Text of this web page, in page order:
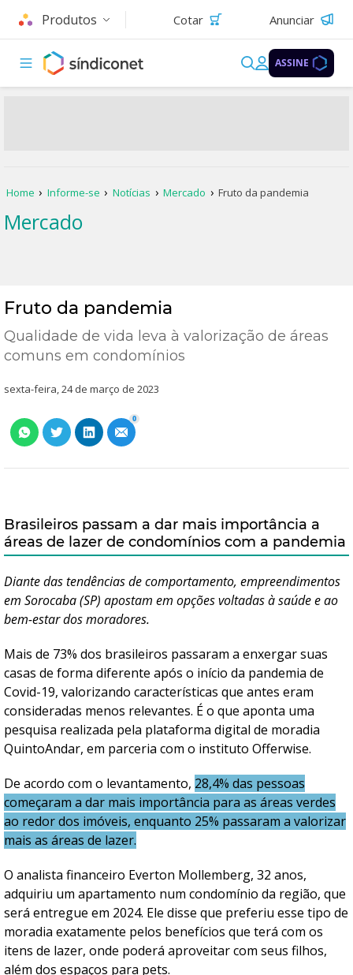
Produtos Cotar Anunciar
ASSINE
Home Informe-se Notícias Mercado Fruto da pandemia
Mercado
Fruto da pandemia
Qualidade de vida leva à valorização de áreas
comuns em condomínios
sexta-feira, 24 de março de 2023
0
Brasileiros passam a dar mais importância a
áreas de lazer de condomínios com a pandemia
Diante das tendências de comportamento, empreendimentos
em Sorocaba (SP) apostam em opções voltadas à saúde e ao
bem-estar dos moradores.
Mais de 73% dos brasileiros passaram a enxergar suas
casas de forma diferente após o início da pandemia de
Covid-19, valorizando características que antes eram
consideradas menos relevantes. É o que aponta uma
pesquisa realizada pela plataforma digital de moradia
QuintoAndar, em parceria com o instituto Offerwise.
De acordo com o levantamento, 28,4% das pessoas
começaram a dar mais importância para as áreas verdes
ao redor dos imóveis, enquanto 25% passaram a valorizar
mais as áreas de lazer.
O analista financeiro Everton Mollemberg, 32 anos,
adquiriu um apartamento num condomínio da região, que
será entregue em 2024. Ele disse que preferiu esse tipo de
moradia exatamente pelos benefícios que terá com os
itens de lazer, onde poderá aproveitar com seus filhos,
além dos espaços para pets.